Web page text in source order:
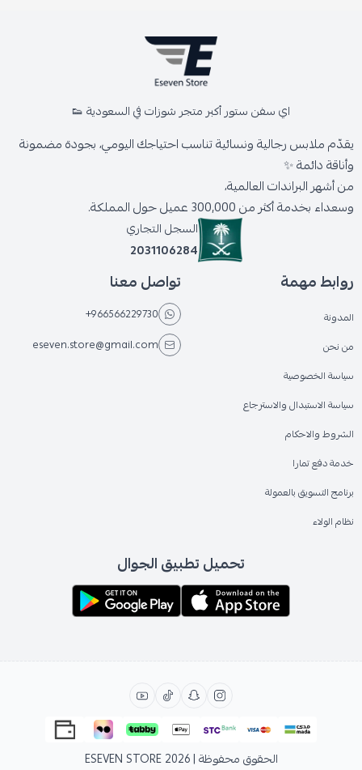
اي سفن ستور أكبر متجر شوزات في السعودية 👟
يقدّم ملابس رجالية ونسائية تناسب احتياجك اليومي، بجودة مضمونة
وأناقة دائمة ✨
من أشهر البراندات العالمية،
وسعداء بخدمة أكثر من 300,000 عميل حول المملكة.
السجل التجاري
2031106284
روابط مهمة
المدونة
من نحن
سياسة الخصوصية
سياسة الاستبدال والاسترجاع
الشروط والاحكام
خدمة دفع تمارا
برنامج التسويق بالعمولة
نظام الولاء
تواصل معنا
+966566229730
eseven.store@gmail.com
تحميل تطبيق الجوال
الحقوق محفوظة | 2026 ESEVEN STORE